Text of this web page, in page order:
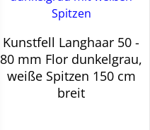
Kunstfell Langhaar 50 -
80 mm Flor dunkelgrau,
weiße Spitzen 150 cm
breit